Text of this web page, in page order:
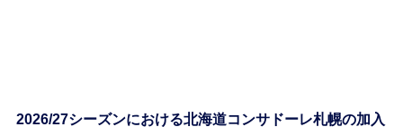
2026/27シーズンにおける北海道コンサドーレ札幌の加入